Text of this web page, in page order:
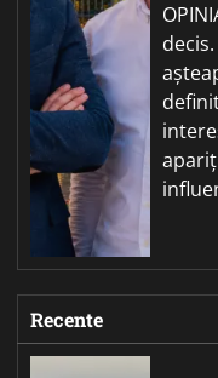
Recente